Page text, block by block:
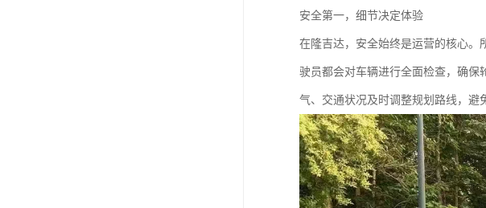
安全第一，细节决定体验
在隆吉达，安全始终是运营的核心。
驶员都会对车辆进行全面检查，确保
气、交通状况及时调整规划路线，避